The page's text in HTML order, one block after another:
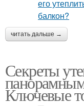
читать дальше →
Секреты
Ключевые